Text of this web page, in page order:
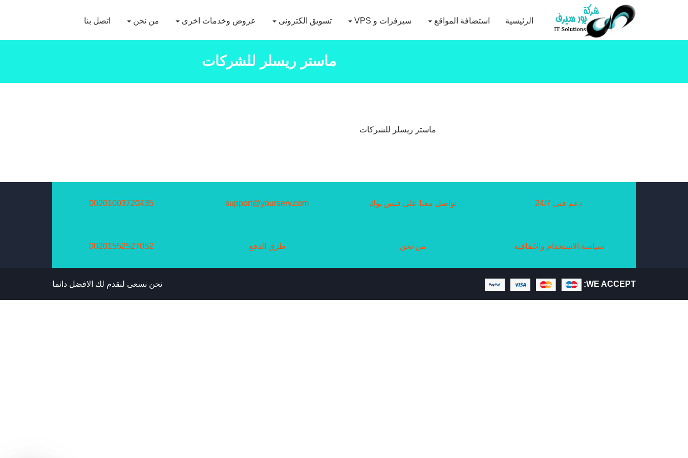
الرئيسية استضافة المواقع سيرفرات و VPS تسويق الكترونى عروض وخدمات اخرى من نحن اتصل بنا
ماستر ريسلر للشركات
ماستر ريسلر للشركات
00201003720435 support@yourserv.com تواصل معنا على فيس بوك دعم فنى 24/7
00201552527052 طرق الدفع من نحن سياسة الاستخدام والاتفاقية
نحن نسعى لنقدم لك الافضل دائما WE ACCEPT: